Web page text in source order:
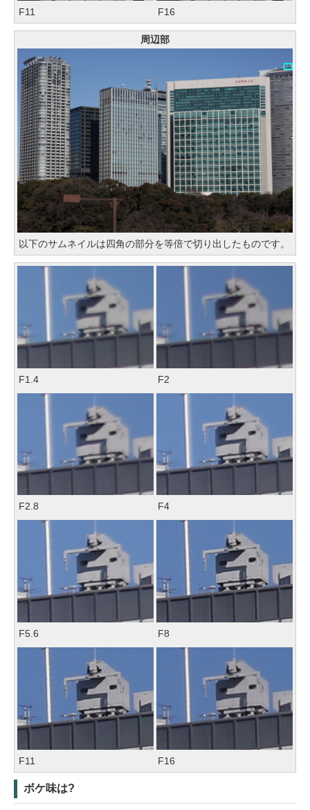
F11 F16
周辺部
以下のサムネイルは四角の部分を等倍で切り出したものです。
F1.4 F2
F2.8 F4
F5.6 F8
F11 F16
ボケ味は?